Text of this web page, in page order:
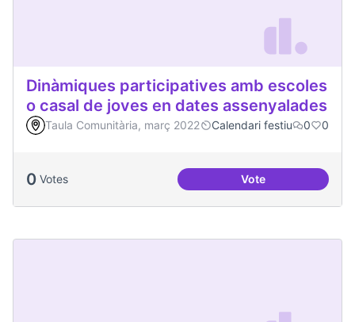
Dinàmiques participatives amb escoles
o casal de joves en dates assenyalades
Taula Comunitària, març 2022 Calendari festiu 0 0
0 Votes VoteDinàmiques